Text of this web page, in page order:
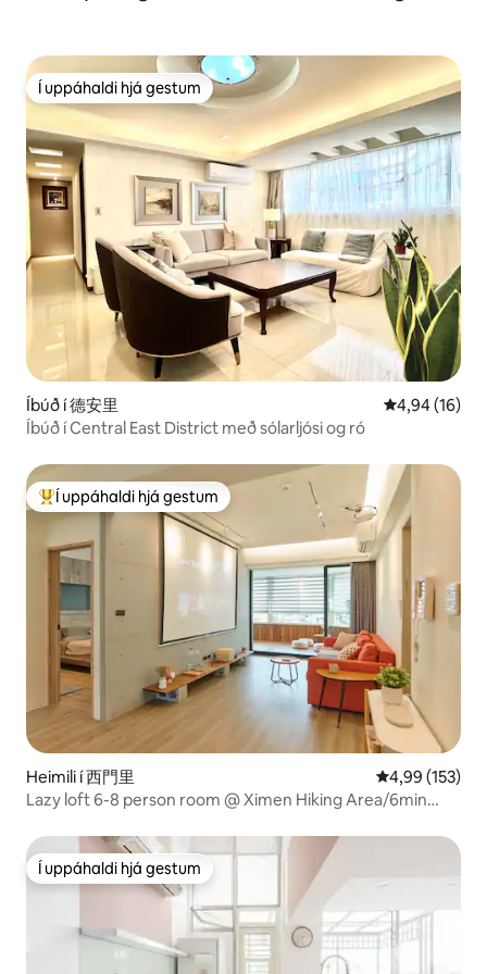
Í uppáhaldi hjá gestum
Í uppáhaldi hjá gestum
Íbúð í 德安里 4,94 af 5 í
4,94 (16)
Íbúð í Central East District með sólarljósi og ró
Í mestu uppáhaldi hjá gestum
Í uppáhaldi hjá gestum
Heimili í 西門里 4,99 af 5 í
4,99 (153)
Lazy loft 6-8 person room @ Ximen Hiking Area/6min
Spacious Balcony
Í uppáhaldi hjá gestum
Í uppáhaldi hjá gestum